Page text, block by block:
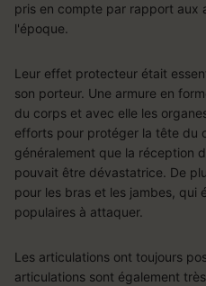
pris en compte par rapport aux
l'époque.
Leur effet protecteur était
son porteur. Une armure en
du corps et avec elle les
efforts pour protéger la tête du
généralement que la réception
pouvait être dévastatrice. De
pour les bras et les jambes, qui
populaires à attaquer.
Les articulations ont toujours
articulations sont également